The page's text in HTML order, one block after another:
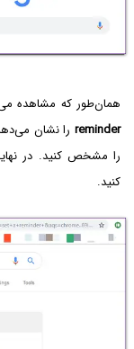
همان‌طور که مشاهده
reminder را نشان
را مشخص کنید. در
کنید.